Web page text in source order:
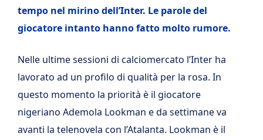
tempo nel mirino dell’Inter. Le parole del
giocatore intanto hanno fatto molto rumore.
Nelle ultime sessioni di calciomercato l’Inter ha
lavorato ad un profilo di qualità per la rosa. In
questo momento la priorità è il giocatore
nigeriano Ademola Lookman e da settimane va
avanti la telenovela con l’Atalanta. Lookman è il